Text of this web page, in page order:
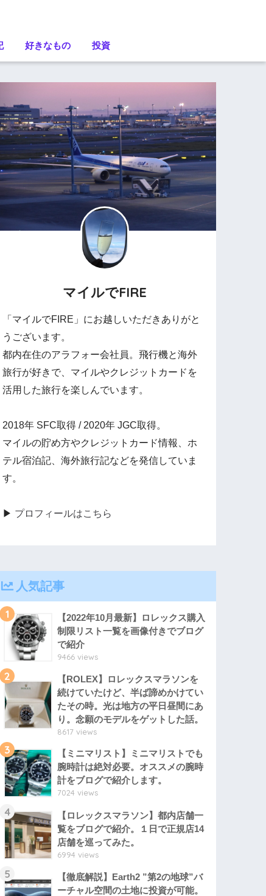
好きなもの 投資
マイルでFIRE
「マイルでFIRE」にお越しいただきありがと
うございます。
都内在住のアラフォー会社員。飛行機と海外
旅行が好きで、マイルやクレジットカードを
活用した旅行を楽しんでいます。
2018年 SFC取得 / 2020年 JGC取得。
マイルの貯め方やクレジットカード情報、ホ
テル宿泊記、海外旅行記などを発信していま
す。
▶ プロフィールはこちら
人気記事
1
【2022年10月最新】ロレックス購入
制限リスト一覧を画像付きでブログ
で紹介
9466 views
2
【ROLEX】ロレックスマラソンを
続けていたけど、半ば諦めかけてい
たその時。光は地方の平日昼間にあ
り。念願のモデルをゲットした話。
8617 views
3
【ミニマリスト】ミニマリストでも
腕時計は絶対必要。オススメの腕時
計をブログで紹介します。
7024 views
4
【ロレックスマラソン】都内店舗一
覧をブログで紹介。１日で正規店14
店舗を巡ってみた。
6994 views
5
【徹底解説】Earth2 ”第2の地球”バ
ーチャル空間の土地に投資が可能。